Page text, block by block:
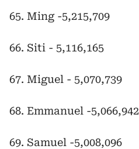
65. Ming -5,215,709
66. Siti - 5,116,165
67. Miguel - 5,070,739
68. Emmanuel -5,066,942
69. Samuel -5,008,096